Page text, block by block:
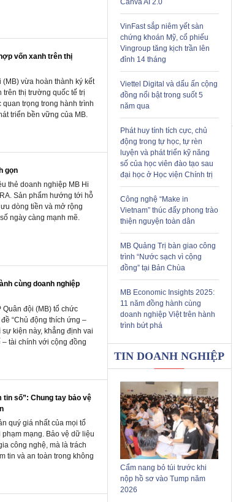
vốn xanh trên thị
(MB) vừa hoàn thành ký kết
trên thị trường quốc tế trị
trọng trong hành trình
triển bền vững của MB.
gọn
thẻ doanh nghiệp MB Hi
Sản phẩm hướng tới hỗ
dòng tiền và mở rộng
ngày càng mạnh mẽ.
cùng doanh nghiệp
Quân đội (MB) tổ chức
“Chủ động thích ứng –
kiện này, khẳng định vai
tài chính với cộng đồng
tin số”: Chung tay bảo vệ
quý giá nhất của mọi tổ
mạng. Bảo vệ dữ liệu
công nghệ, mà là trách
tin và an toàn trong không
VinFast sắp niêm yết sàn
chứng khoán Mỹ, cổ phiếu
Vingroup tăng kịch trần lên
đỉnh 14 tháng
Viettel Digital và dấu ấn cộng
đồng nổi bật trong suốt 5
năm qua
Phát huy tính tích cực, chủ
động trong tự học, tự rèn
luyện và phát triển kỹ năng
số của học viên đào tạo sau
đại học ở Học viện Chính trị
Công nghệ “Make in
Vietnam” thúc đẩy phong trào
thiện nguyện toàn dân
MB Quảng Trị bàn giao công
trình “Nước sạch vì cộng
đồng” tại Bản Chùa
MB Economic Insights 2025:
11 năm đồng hành cùng
doanh nghiệp Việt trên hành
trình bứt phá
TIN DOANH NGHIỆP
Cẩm nang bỏ túi trước khi
nộp hồ sơ vào Tump năm
2026